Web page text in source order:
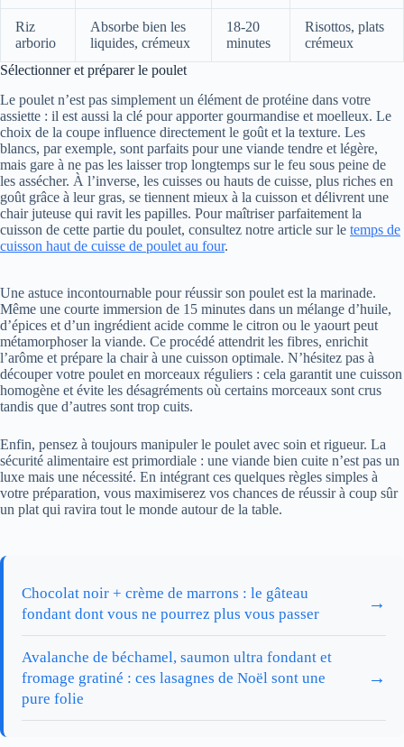
Riz
arborio
Absorbe bien les
liquides, crémeux
18-20
minutes
Risottos, plats
crémeux
Sélectionner et préparer le poulet
Le poulet n’est pas simplement un élément de protéine dans votre
assiette : il est aussi la clé pour apporter gourmandise et moelleux. Le
choix de la coupe influence directement le goût et la texture. Les
blancs, par exemple, sont parfaits pour une viande tendre et légère,
mais gare à ne pas les laisser trop longtemps sur le feu sous peine de
les assécher. À l’inverse, les cuisses ou hauts de cuisse, plus riches en
goût grâce à leur gras, se tiennent mieux à la cuisson et délivrent une
chair juteuse qui ravit les papilles. Pour maîtriser parfaitement la
cuisson de cette partie du poulet, consultez notre article sur le temps de
cuisson haut de cuisse de poulet au four.
Une astuce incontournable pour réussir son poulet est la marinade.
Même une courte immersion de 15 minutes dans un mélange d’huile,
d’épices et d’un ingrédient acide comme le citron ou le yaourt peut
métamorphoser la viande. Ce procédé attendrit les fibres, enrichit
l’arôme et prépare la chair à une cuisson optimale. N’hésitez pas à
découper votre poulet en morceaux réguliers : cela garantit une cuisson
homogène et évite les désagréments où certains morceaux sont crus
tandis que d’autres sont trop cuits.
Enfin, pensez à toujours manipuler le poulet avec soin et rigueur. La
sécurité alimentaire est primordiale : une viande bien cuite n’est pas un
luxe mais une nécessité. En intégrant ces quelques règles simples à
votre préparation, vous maximiserez vos chances de réussir à coup sûr
un plat qui ravira tout le monde autour de la table.
Chocolat noir + crème de marrons : le gâteau
fondant dont vous ne pourrez plus vous passer
→
Avalanche de béchamel, saumon ultra fondant et
fromage gratiné : ces lasagnes de Noël sont une
pure folie
→